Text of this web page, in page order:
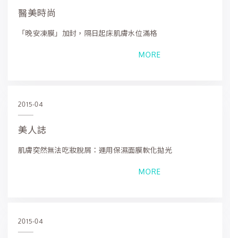
醫美時尚
「晚安凍膜」加封，隔日起床肌膚水位滿格
MORE
2015-04
美人誌
肌膚突然無法吃妝脫屑：運用保濕面膜軟化拋光
MORE
2015-04